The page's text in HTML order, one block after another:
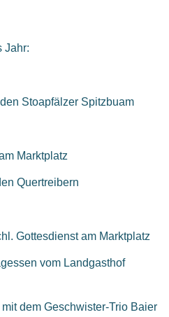
Jahr:
Stoapfälzer Spitzbuam
Marktplatz
Quertreibern
Gottesdienst am Marktplatz
vom Landgasthof
dem Geschwister-Trio Baier